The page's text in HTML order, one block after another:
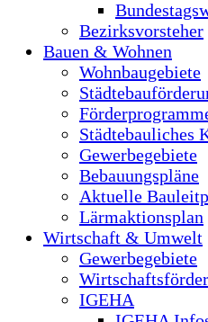
Bezirksvorsteher
Bauen & Wohnen
Wohnbaugebiete
Städtebauliches
Gewerbegebiete
Bebauungspläne
Aktuelle
Lärmaktionsplan
Wirtschaft & Umwelt
Gewerbegebiete
IGEHA